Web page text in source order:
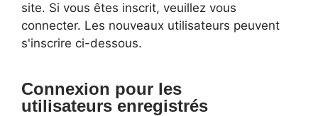
site. Si vous êtes inscrit, veuillez vous
connecter. Les nouveaux utilisateurs peuvent
s'inscrire ci-dessous.
Connexion pour les
utilisateurs enregistrés